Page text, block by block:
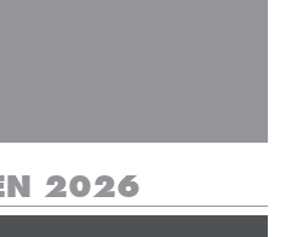
2026